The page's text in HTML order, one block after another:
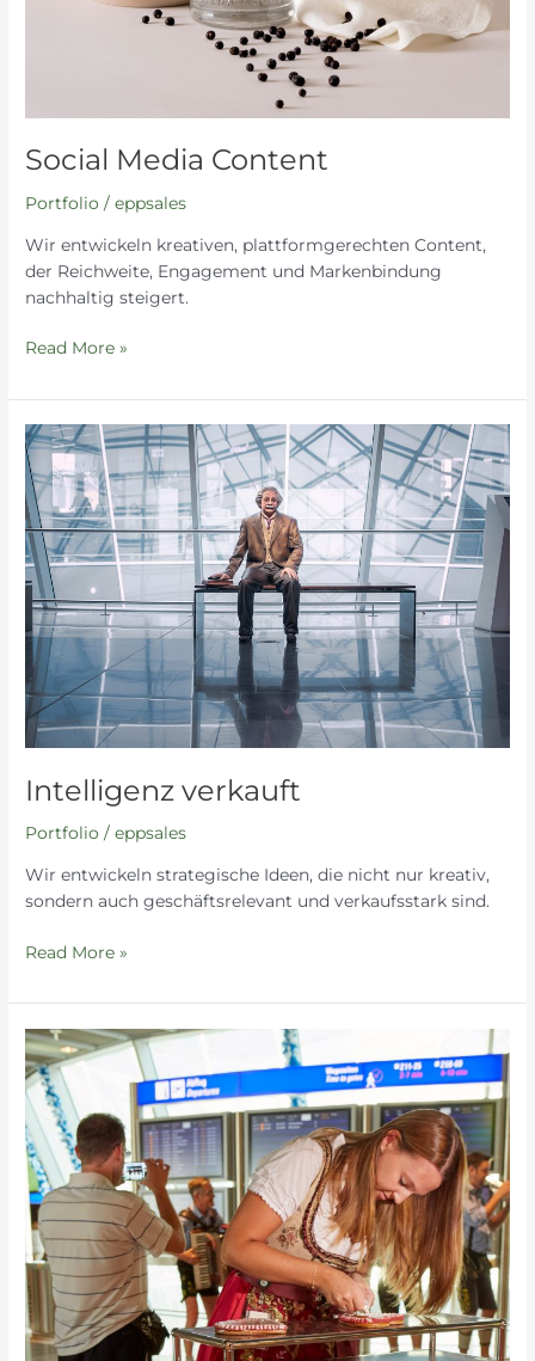
Social Media Content
Portfolio /eppsales
Wir entwickeln kreativen, plattformgerechten Content,
der Reichweite, Engagement und Markenbindung
nachhaltig steigert.
Read More »
Intelligenz verkauft
Portfolio /eppsales
Wir entwickeln strategische Ideen, die nicht nur kreativ,
sondern auch geschäftsrelevant und verkaufsstark sind.
Intelligenz
verkauft
Read More »
Sales
Promotion